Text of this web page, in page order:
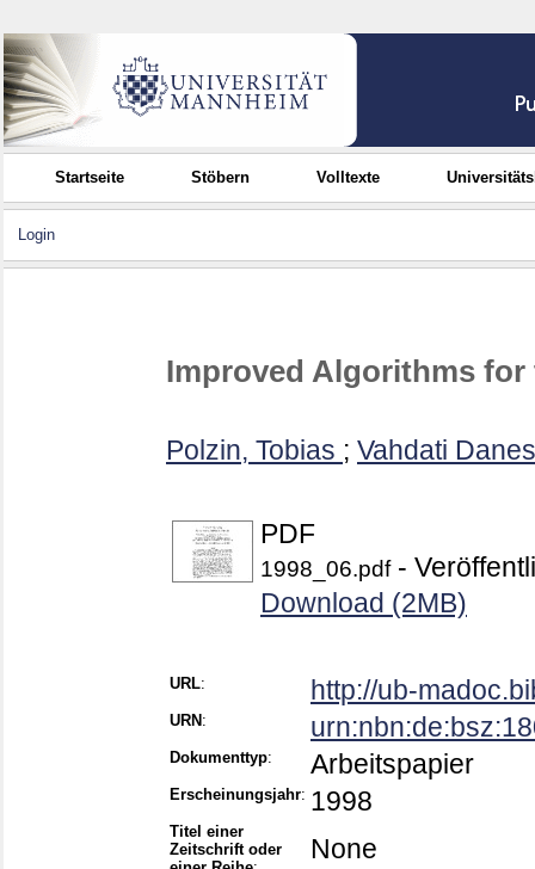
Startseite Stöbern Volltexte
Login
Improved Algorithms for
Polzin, Tobias ; Vahdati
PDF
1998_06.pdf-
Download (2MB)
URL: http://ub-
URN :
Dokumenttyp: Arbeitspapier
Erscheinungsjahr: 1998
Titel einer
Zeitschrift oder
None